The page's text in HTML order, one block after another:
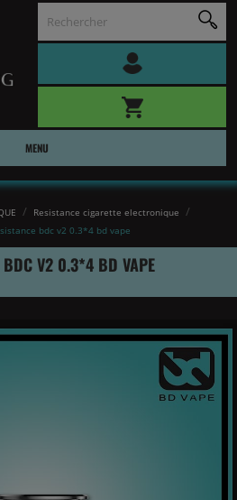
MENU
Resistance cigarette electronique
bdc v2 0.3*4 bd vape
BDC V2 0.3*4 BD VAPE